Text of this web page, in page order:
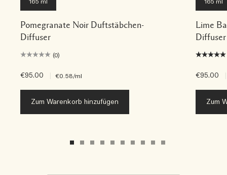
Pomegranate Noir Duftstäbchen-
Diffuser
(0)
€95.00 €0.58/ml
Zum Warenkorb hinzufügen
Lime
Diffuser
€95.00
Zum